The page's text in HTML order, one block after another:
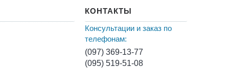
КОНТАКТЫ
Консультации и заказ по
телефонам:
(097) 369-13-77
(095) 519-51-08